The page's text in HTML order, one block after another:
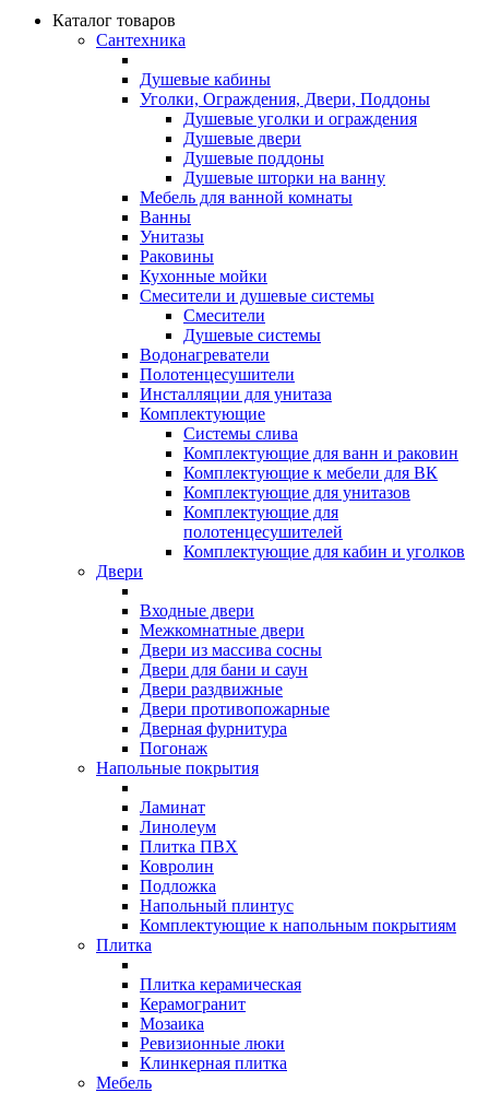
Каталог товаров
Сантехника
Душевые кабины
Уголки, Ограждения, Двери, Поддоны
Душевые уголки и ограждения
Душевые двери
Душевые поддоны
Душевые шторки на ванну
Мебель для ванной комнаты
Ванны
Унитазы
Раковины
Кухонные мойки
Смесители и душевые системы
Смесители
Душевые системы
Водонагреватели
Полотенцесушители
Инсталляции для унитаза
Комплектующие
Системы слива
Комплектующие для ванн и раковин
Комплектующие к мебели для ВК
Комплектующие для унитазов
Комплектующие для
полотенцесушителей
Комплектующие для кабин и уголков
Двери
Входные двери
Межкомнатные двери
Двери из массива сосны
Двери для бани и саун
Двери раздвижные
Двери противопожарные
Дверная фурнитура
Погонаж
Напольные покрытия
Ламинат
Линолеум
Плитка ПВХ
Ковролин
Подложка
Напольный плинтус
Комплектующие к напольным покрытиям
Плитка
Плитка керамическая
Керамогранит
Мозаика
Ревизионные люки
Клинкерная плитка
Мебель